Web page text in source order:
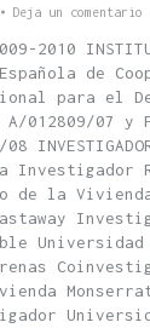
Deja un comentario
2010
de
para el
A/012809/07 y
Investigador
de la Vivienda